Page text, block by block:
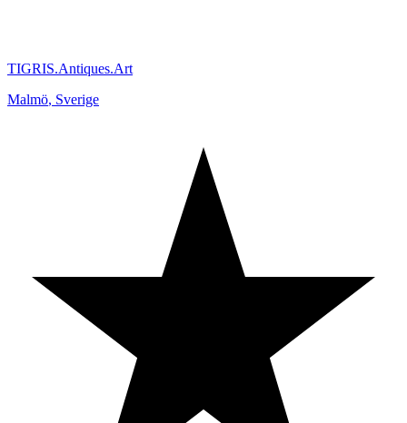
TIGRIS.Antiques.Art
Malmö, Sverige